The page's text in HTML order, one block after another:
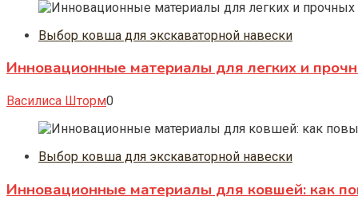
Выбор ковша для экскаваторной навески
Инновационные материалы для легких и
Василиса Шторм0
Выбор ковша для экскаваторной навески
Инновационные материалы для ковшей: как